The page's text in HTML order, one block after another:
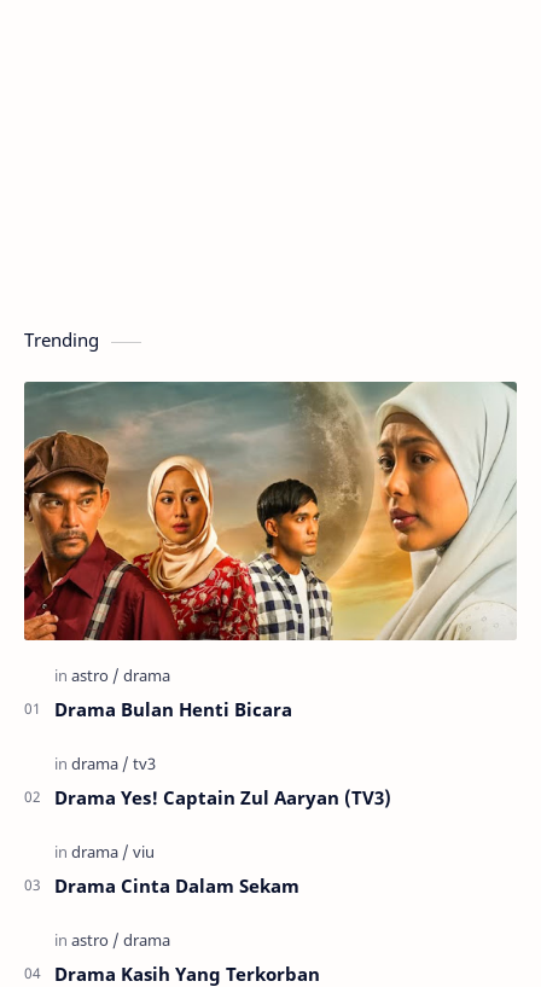
Trending
Drama Bulan Henti Bicara
Drama Yes! Captain Zul Aaryan (TV3)
Drama Cinta Dalam Sekam
Drama Kasih Yang Terkorban